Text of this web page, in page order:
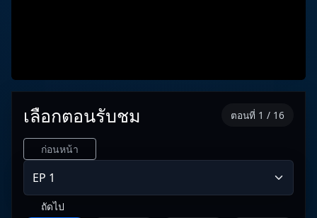
เลือกตอนรับชม ตอนที่ 1 / 16
ก่อนหน้า
ถัดไป